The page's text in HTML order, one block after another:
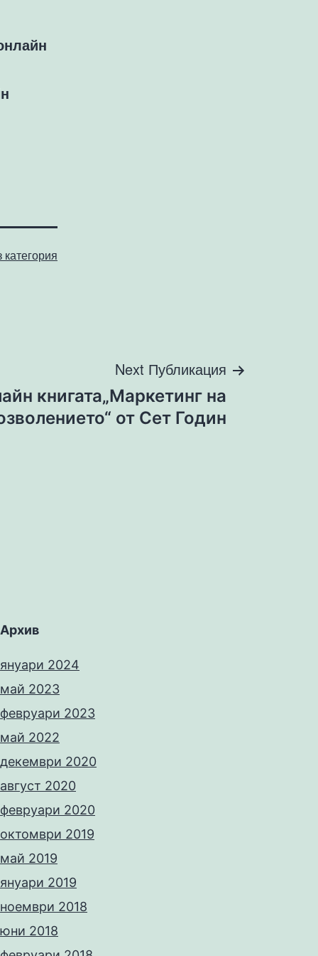
категория
Next Публикация
книгата„Маркетинг на
от Сет Годин
Архив
януари 2024
май 2023
февруари 2023
май 2022
декември 2020
август 2020
февруари 2020
октомври 2019
май 2019
януари 2019
ноември 2018
юни 2018